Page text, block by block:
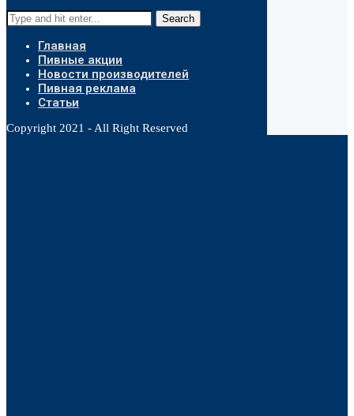
Search
Главная
Пивные акции
Новости производителей
Пивная реклама
Статьи
Copyright 2021 - All Right Reserved